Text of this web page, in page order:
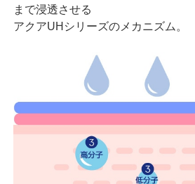
まで浸透させる
アクアUHシリーズのメカニズム。